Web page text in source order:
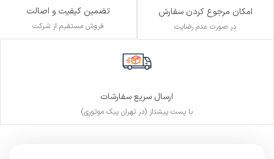
امکان مرجوع کردن سفارش
در صورت عدم رضایت
تضمین کیفیت و اصالت
فروش مستقیم از شرکت
ارسال سریع سفارشات
با پست پیشتاز (در تهران پیک موتوری)